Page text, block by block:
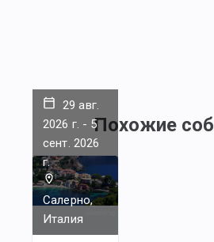
Похожие
29 авг.
2026 г. - 5
сент. 2026
г.
Салерно,
Италия